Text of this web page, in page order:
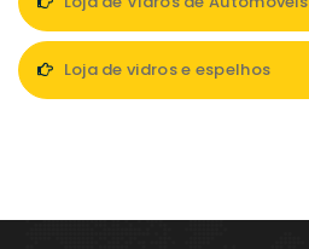
Loja de vidros e espelhos